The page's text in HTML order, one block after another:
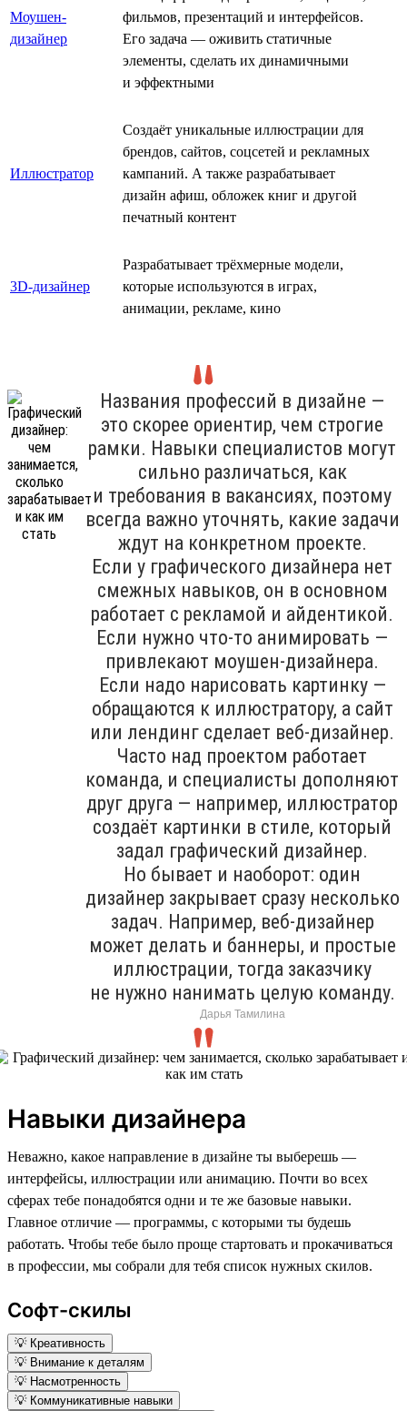
Моушен-
дизайнер
фильмов, презентаций и интерфейсов.
Его задача — оживить статичные
элементы, сделать их динамичными
и эффектными
Иллюстратор
Создаёт уникальные иллюстрации для
брендов, сайтов, соцсетей и рекламных
кампаний. А также разрабатывает
дизайн афиш, обложек книг и другой
печатный контент
3D-дизайнер
Разрабатывает трёхмерные модели,
которые используются в играх,
анимации, рекламе, кино
Названия профессий в дизайне —
это скорее ориентир, чем строгие
рамки. Навыки специалистов могут
сильно различаться, как
и требования в вакансиях, поэтому
всегда важно уточнять, какие задачи
ждут на конкретном проекте.
Если у графического дизайнера нет
смежных навыков, он в основном
работает с рекламой и айдентикой.
Если нужно что-то анимировать —
привлекают моушен-дизайнера.
Если надо нарисовать картинку —
обращаются к иллюстратору, а сайт
или лендинг сделает веб-дизайнер.
Часто над проектом работает
команда, и специалисты дополняют
друг друга — например, иллюстратор
создаёт картинки в стиле, который
задал графический дизайнер.
Но бывает и наоборот: один
дизайнер закрывает сразу несколько
задач. Например, веб-дизайнер
может делать и баннеры, и простые
иллюстрации, тогда заказчику
не нужно нанимать целую команду.
Дарья Тамилина
Навыки дизайнера
Неважно, какое направление в дизайне ты выберешь —
интерфейсы, иллюстрации или анимацию. Почти во всех
сферах тебе понадобятся одни и те же базовые навыки.
Главное отличие — программы, с которыми ты будешь
работать. Чтобы тебе было проще стартовать и прокачиваться
в профессии, мы собрали для тебя список нужных скилов.
Софт-скилы
💡 Креативность
💡 Внимание к деталям
💡 Насмотренность
💡 Коммуникативные навыки